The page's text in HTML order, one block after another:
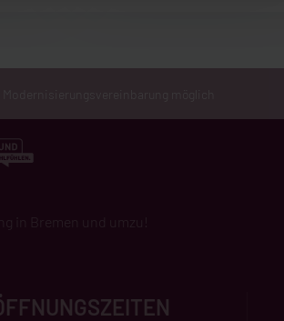
in Bremen und umzu!